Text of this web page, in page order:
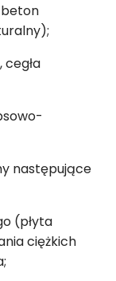
beton
cegła
następujące
(płyta
ciężkich